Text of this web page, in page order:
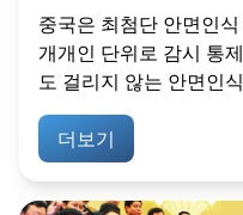
중국은 최첨단 안면인
개개인 단위로 감시 통
도 걸리지 않는 안면인
더보기